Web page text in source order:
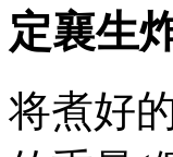
定襄生
将煮好